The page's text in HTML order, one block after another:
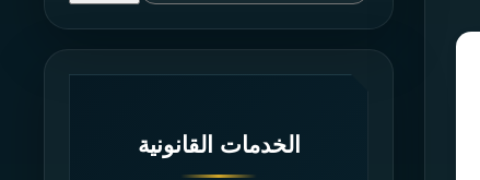
الخدمات القانونية